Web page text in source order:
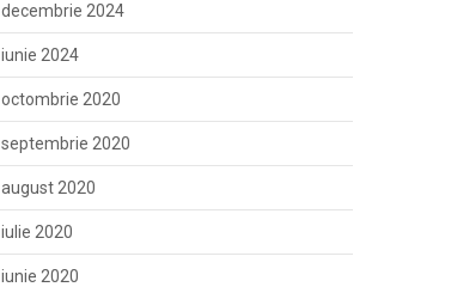
decembrie 2024
iunie 2024
octombrie 2020
septembrie 2020
august 2020
iulie 2020
iunie 2020